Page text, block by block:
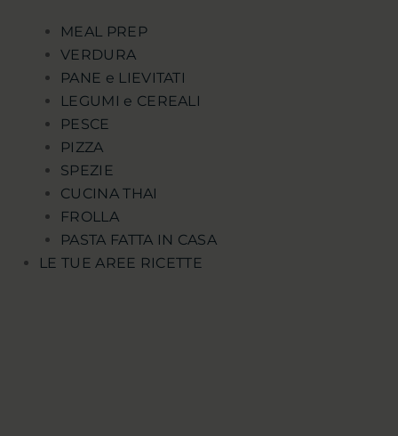
MEAL PREP
VERDURA
PANE e LIEVITATI
LEGUMI e CEREALI
PESCE
PIZZA
SPEZIE
CUCINA THAI
FROLLA
PASTA FATTA IN CASA
LE TUE AREE RICETTE